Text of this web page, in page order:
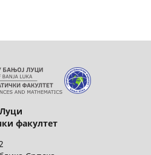
факултет